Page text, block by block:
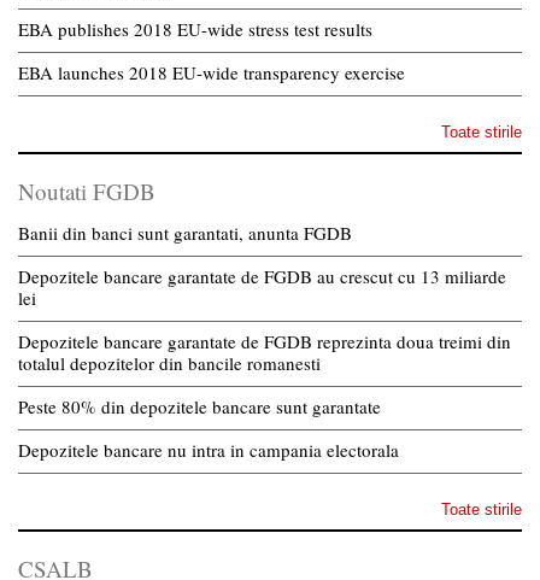
EBA publishes 2018 EU-wide stress test results
EBA launches 2018 EU-wide transparency exercise
Toate stirile
Noutati FGDB
Banii din banci sunt garantati, anunta FGDB
Depozitele bancare garantate de FGDB au crescut cu 13 miliarde
lei
Depozitele bancare garantate de FGDB reprezinta doua treimi din
totalul depozitelor din bancile romanesti
Peste 80% din depozitele bancare sunt garantate
Depozitele bancare nu intra in campania electorala
Toate stirile
CSALB